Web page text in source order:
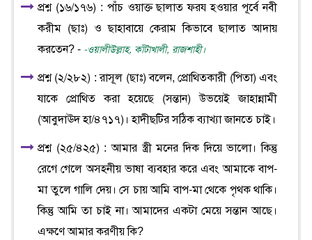
প্রশ্ন (১৬/১৭৬) : পাঁচ ওয়াক্ত ছালাত ফরয হওয়ার পূর্বে নবী
করীম (ছাঃ) ও ছাহাবায়ে কেরাম কিভাবে ছালাত আদায়
করতেন? - -ওয়ালীউল্লাহ, কাঁটাখালী, রাজশাহী।
প্রশ্ন (২/২৮২) : রাসূল (ছাঃ) বলেন, প্রোথিতকারী (পিতা) এবং
যাকে প্রোথিত করা হয়েছে (সন্তান) উভয়েই জাহান্নামী
(আবুদাঊদ হা/৪৭১৭)। হাদীছটির সঠিক ব্যাখ্যা জানতে চাই।
প্রশ্ন (২৫/৪২৫) : আমার স্ত্রী মনের দিক দিয়ে ভালো। কিন্তু
রেগে গেলে অসহনীয় ভাষা ব্যবহার করে এবং আমাকে বাপ-
মা তুলে গালি দেয়। সে চায় আমি বাপ-মা থেকে পৃথক থাকি।
কিন্তু আমি তা চাই না। আমাদের একটা মেয়ে সন্তান আছে।
এক্ষণে আমার করণীয় কি?